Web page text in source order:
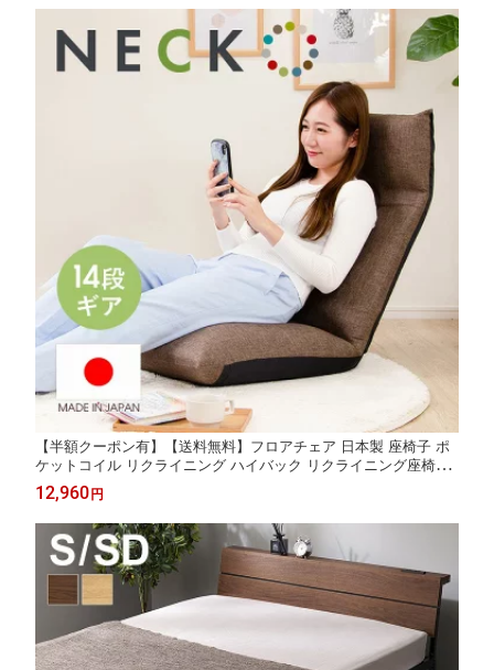
【半額クーポン有】【送料無料】フロアチェア 日本製 座椅子 ポ
ケットコイル リクライニング ハイバック リクライニング座椅子
ハイバック座椅子 コイル入り シンプル 売れ筋 座いす 座イス チ
ェア 14段階 折りたたみ コンパクト 収納 リラックスチェア
12,960 円